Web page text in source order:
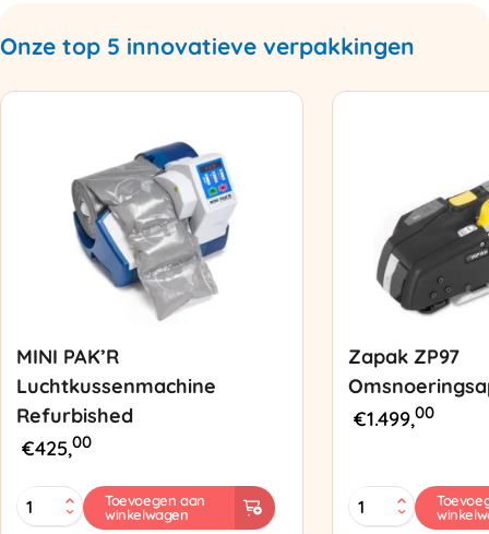
Onze top 5 innovatieve verpakkingen
MINI PAK’R
Luchtkussenmachine
Refurbished
€425,00
MINI
PAK'R
Toevoegen aan
winkelwagen
Zapak ZP97
€1.499,00
Zapak
ZP97